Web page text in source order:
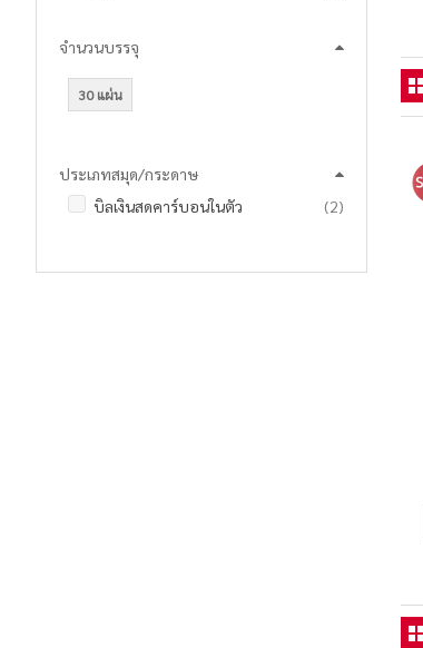
จำนวนบรรจุ
30 แผ่น
ประเภทสมุด/กระดาษ
บิลเงินสดคาร์บอนในตัว
2รายการ